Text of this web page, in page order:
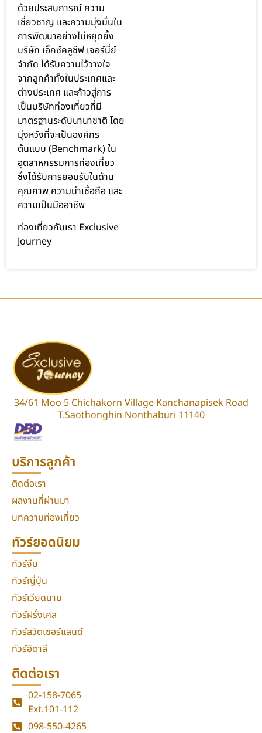
ด้วยประสบการณ์ ความ
เชี่ยวชาญ และความมุ่งมั่นใน
การพัฒนาอย่างไม่หยุดยั้ง
บริษัท เอ็กซ์คลูซีฟ เจอร์นี่ย์
จำกัด ได้รับความไว้วางใจ
จากลูกค้าทั้งในประเทศและ
ต่างประเทศ และก้าวสู่การ
เป็นบริษัทท่องเที่ยวที่มี
มาตรฐานระดับนานาชาติ โดย
มุ่งหวังที่จะเป็นองค์กร
ต้นแบบ (Benchmark) ใน
อุตสาหกรรมการท่องเที่ยว
ซึ่งได้รับการยอมรับในด้าน
คุณภาพ ความน่าเชื่อถือ และ
ความเป็นมืออาชีพ
ท่องเที่ยวกับเรา Exclusive
Journey
34/61 Moo 5 Chichakorn Village Kanchanapisek Road
T.Saothonghin Nonthaburi 11140
บริการลูกค้า
ติดต่อเรา
ผลงานที่ผ่านมา
บทความท่องเที่ยว
ทัวร์ยอดนิยม
ทัวร์จีน
ทัวร์ญี่ปุ่น
ทัวร์เวียดนาม
ทัวร์ฝรั่งเศส
ทัวร์สวิตเซอร์แลนด์
ทัวร์อิตาลี
ติดต่อเรา
02-158-7065
Ext.101-112
098-550-4265